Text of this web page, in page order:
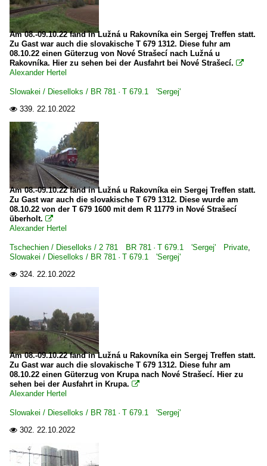
Am 08.-09.10.22 fand in Lužná u Rakovníka ein Sergej Treffen statt.
Zu Gast war auch die slovakische T 679 1312. Diese fuhr am
08.10.22 einen Güterzug von Nové Strašecí nach Lužná u
Rakovníka. Hier zu sehen bei der Ausfahrt bei Nové Strašecí. 
Alexander Hertel
Slowakei / Dieselloks / BR 781 · T 679.1 'Sergej'
 339. 22.10.2022
Am 08.-09.10.22 fand in Lužná u Rakovníka ein Sergej Treffen statt.
Zu Gast war auch die slovakische T 679 1312. Diese wurde am
08.10.22 von der T 679 1600 mit dem R 11779 in Nové Strašecí
überholt. 
Alexander Hertel
Tschechien / Dieselloks / 2 781 BR 781 · T 679.1 'Sergej' Private,
Slowakei / Dieselloks / BR 781 · T 679.1 'Sergej'
 324. 22.10.2022
Am 08.-09.10.22 fand in Lužná u Rakovníka ein Sergej Treffen statt.
Zu Gast war auch die slovakische T 679 1312. Diese fuhr am
08.10.22 einen Güterzug von Krupa nach Nové Strašecí. Hier zu
sehen bei der Ausfahrt in Krupa. 
Alexander Hertel
Slowakei / Dieselloks / BR 781 · T 679.1 'Sergej'
 302. 22.10.2022